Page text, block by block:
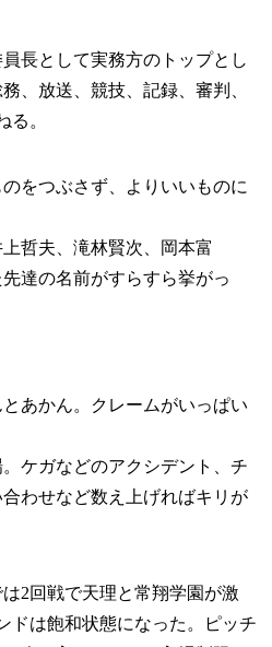
長として実務方のトップとし
、放送、競技、記録、審判、
る。
をつぶさず、よりいいものに
哲夫、滝林賢次、岡本富
達の名前がすらすら挙がっ
とあかん。クレームがいっぱい
ケガなどのアクシデント、チ
わせなど数え上げればキリが
2回戦で天理と常翔学園が激
ドは飽和状態になった。ピッチ